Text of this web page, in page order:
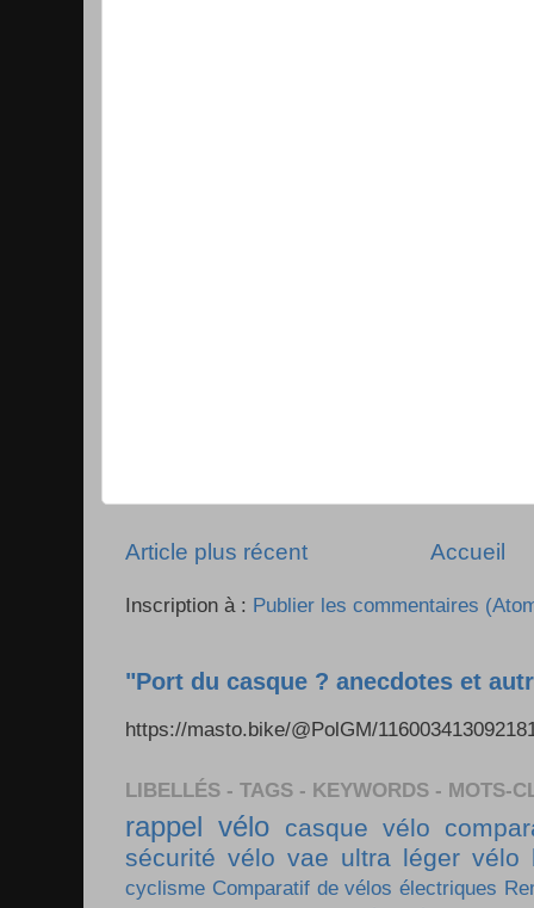
Article plus récent Accueil
Inscription à : Publier les commentaires
"Port du casque ? anecdotes et
https://masto.bike/@PolGM/
LIBELLÉS - TAGS - KEYWORDS - MOTS-
rappel vélo casque vélo
sécurité vélo vae ultra léger vélo
cyclisme Comparatif de vélos électriques